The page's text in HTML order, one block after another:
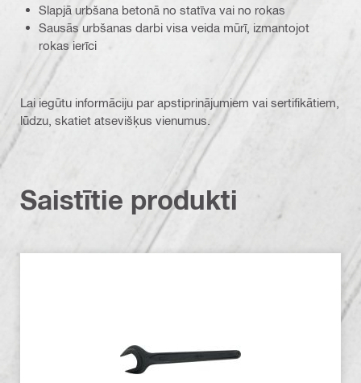
Slapjā urbšana betonā no statīva vai no rokas
Sausās urbšanas darbi visa veida mūrī, izmantojot
rokas ierīci
Lai iegūtu informāciju par apstiprinājumiem vai sertifikātiem,
lūdzu, skatiet atsevišķus vienumus.
Saistītie produkti